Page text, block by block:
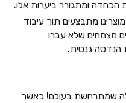
הכחדה ומתגורר ביערות אלו.
מתבצעים תוך עיבוד
מצמחים שלא עברו
הנדסה גנטית.
שמתרחשת בעולם! כאשר